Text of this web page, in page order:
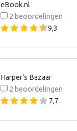
eBook.nl
2 beoordelingen
9,3
Harper's Bazaar
2 beoordelingen
7,7